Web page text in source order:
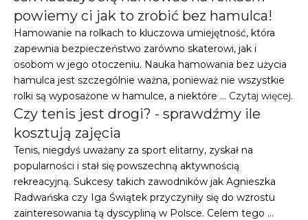
powiemy ci jak to zrobić bez hamulca!
Hamowanie na rolkach to kluczowa umiejętność, która
zapewnia bezpieczeństwo zarówno skaterowi, jak i
osobom w jego otoczeniu. Nauka hamowania bez użycia
hamulca jest szczególnie ważna, ponieważ nie wszystkie
rolki są wyposażone w hamulce, a niektóre … Czytaj więcej.
Czy tenis jest drogi? - sprawdźmy ile
kosztują zajęcia
Tenis, niegdyś uważany za sport elitarny, zyskał na
popularności i stał się powszechną aktywnością
rekreacyjną. Sukcesy takich zawodników jak Agnieszka
Radwańska czy Iga Świątek przyczyniły się do wzrostu
zainteresowania tą dyscypliną w Polsce. Celem tego …